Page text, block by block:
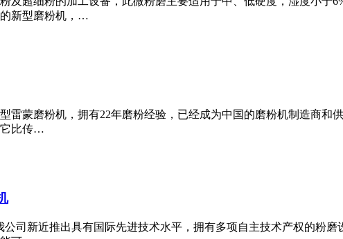
新型磨粉机，…
雷蒙磨粉机，拥有22年磨粉经验，已经成为中国的磨粉机制造商
它比传…
司新近推出具有国际先进技术水平，拥有多项自主技术产权的粉